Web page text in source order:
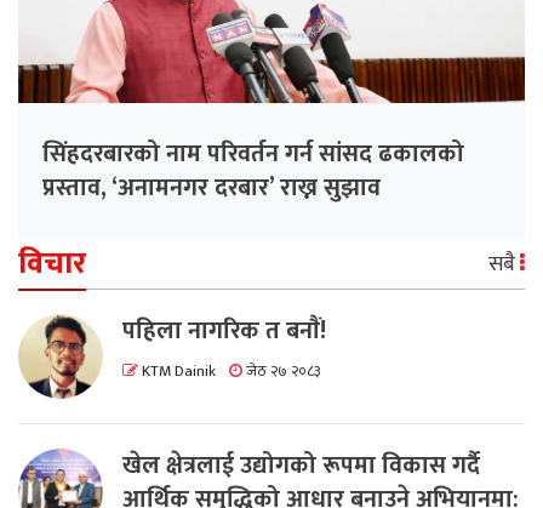
सिंहदरबारको नाम परिवर्तन गर्न सांसद ढकालको
प्रस्ताव, ‘अनामनगर दरबार’ राख्न सुझाव
विचार सबै
पहिला नागरिक त बनाैं!
KTM Dainik जेठ २७ २०८३
खेल क्षेत्रलाई उद्योगको रूपमा विकास गर्दै
आर्थिक समृद्धिको आधार बनाउने अभियानमा: